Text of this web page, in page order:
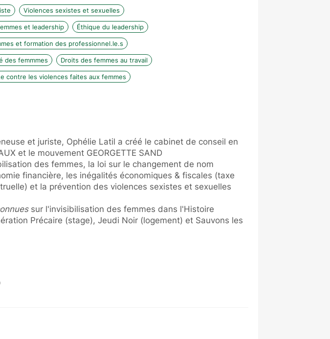
Violences sexistes et sexuelles
et leadership Éthique du leadership
et formation des professionnel.le.s
des femmmes Droits des femmes au travail
contre les violences faites aux femmes
et juriste, Ophélie Latil a créé le cabinet de conseil en
et le mouvement GEORGETTE SAND
des femmes, la loi sur le changement de nom
financière, les inégalités économiques & fiscales (taxe
et la prévention des violences sexistes et sexuelles
sur l'invisibilisation des femmes dans l'Histoire
Précaire (stage), Jeudi Noir (logement) et Sauvons les